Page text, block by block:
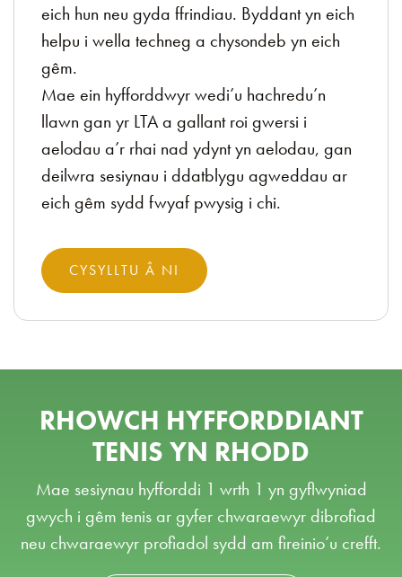
eich hun neu gyda ffrindiau. Byddant yn eich
helpu i wella techneg a chysondeb yn eich
gêm.
Mae ein hyfforddwyr wedi’u hachredu’n
llawn gan yr LTA a gallant roi gwersi i
aelodau a’r rhai nad ydynt yn aelodau, gan
deilwra sesiynau i ddatblygu agweddau ar
eich gêm sydd fwyaf pwysig i chi.
CYSYLLTU Â NI
RHOWCH HYFFORDDIANT
TENIS YN RHODD
Mae sesiynau hyfforddi 1 wrth 1 yn gyflwyniad
gwych i gêm tenis ar gyfer chwaraewyr dibrofiad
neu chwaraewyr profiadol sydd am fireinio’u crefft.